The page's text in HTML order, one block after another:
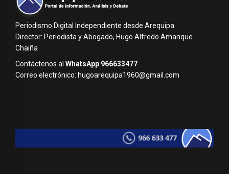
Periodismo Digital Independiente desde Arequipa
Director: Periodista y Abogado, Hugo Alfredo Amanque
Chaiña
Contáctenos al WhatsApp 966633477
Correo electrónico: hugoarequipa1960@gmail.com